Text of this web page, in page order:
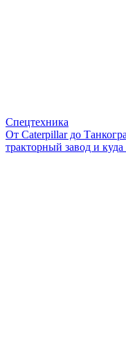
Спецтехника
От Caterpillar до
тракторный завод и